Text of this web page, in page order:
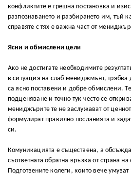
конфликтите е грешна постановка и
разпознаването и разбирането им, тъй
справяте с тях е важна част от
Ясни и обмислени цели
Ако не достигате необходимите
в ситуация на слаб мениджмънт, трябва
са ясно поставени и добре обмислени.
подценяване и точно тук често се
мениджърите те не заслужават от
формулират правилно посланията и
си.
Комуникацията е съществена, а
съответната обратна връзка от страна
Подготвените колеги, които вече